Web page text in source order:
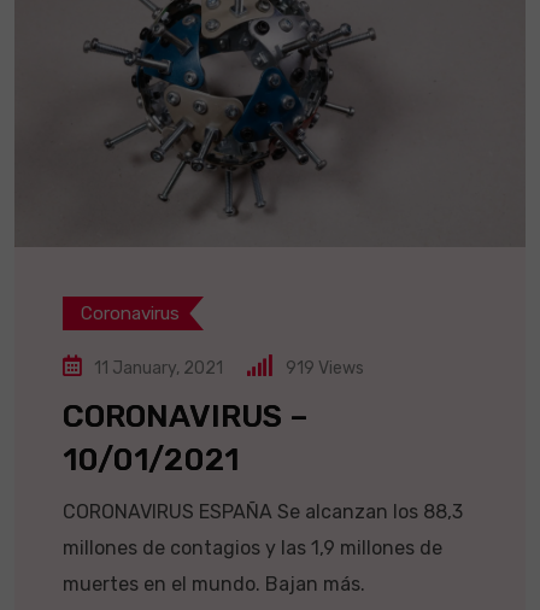
Coronavirus
11 January, 2021 919 Views
CORONAVIRUS –
10/01/2021
CORONAVIRUS ESPAÑA Se alcanzan los 88,3
millones de contagios y las 1,9 millones de
muertes en el mundo. Bajan más.